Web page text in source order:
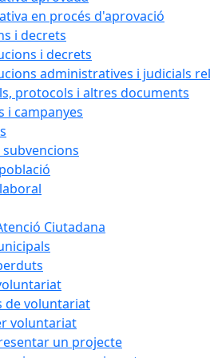
en procés d'aprovació
i decrets
i decrets
administratives i judicials
protocols i altres documents
i campanyes
subvencions
Ciutadana
de voluntariat
voluntariat
un projecte